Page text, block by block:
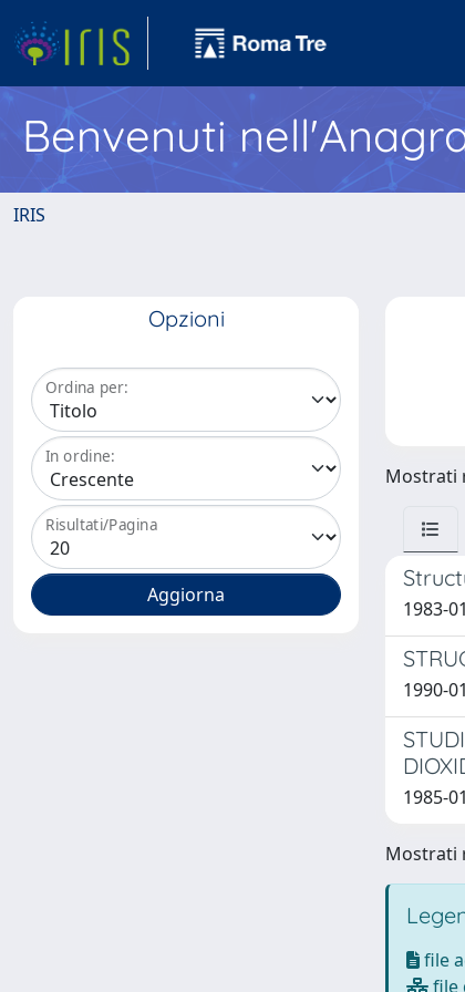
Benvenuti
IRIS
Opzioni
Ordina per:
In ordine:
Risultati/Pagina
Mostrati
1983-
1990-
1985-
Mostrati
file
file